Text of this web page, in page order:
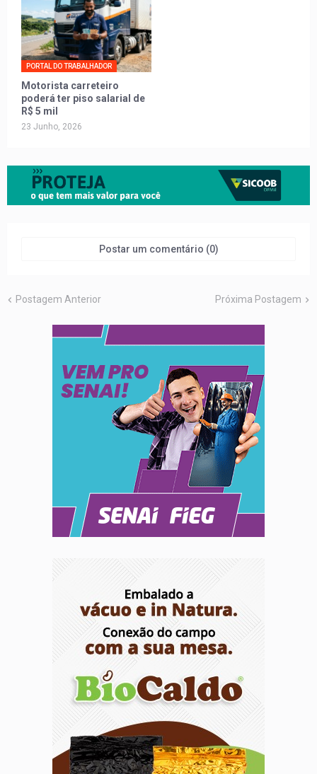
PORTAL DO TRABALHADOR
Motorista carreteiro
poderá ter piso salarial de
R$ 5 mil
23 Junho, 2026
Postar um comentário (0)
Postagem Anterior Próxima Postagem